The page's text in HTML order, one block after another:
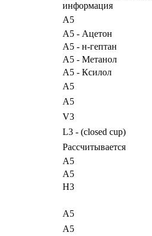
информация
A5
A5 - Ацетон
A5 - н-гептан
A5 - Метанол
A5 - Ксилол
A5
A5
V3
L3 - (closed cup)
Рассчитывается
A5
A5
H3
A5
A5